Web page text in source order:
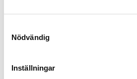
Nödvändig
Inställningar
Minsta beställning: 1 st
Artikelnr: 910700